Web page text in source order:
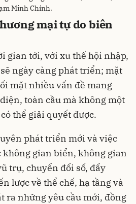
Minh Chính.
mại tự do biên
gian tới, với xu thế hội nhập,
ngày càng phát triển; mặt
mặt nhiều vấn đề mang
toàn cầu mà không một
thể giải quyết được.
phát triển mới và việc
không gian biển, không gian
trụ, chuyển đổi số, đẩy
lược về thể chế, hạ tầng và
ra những yêu cầu mới, đồng